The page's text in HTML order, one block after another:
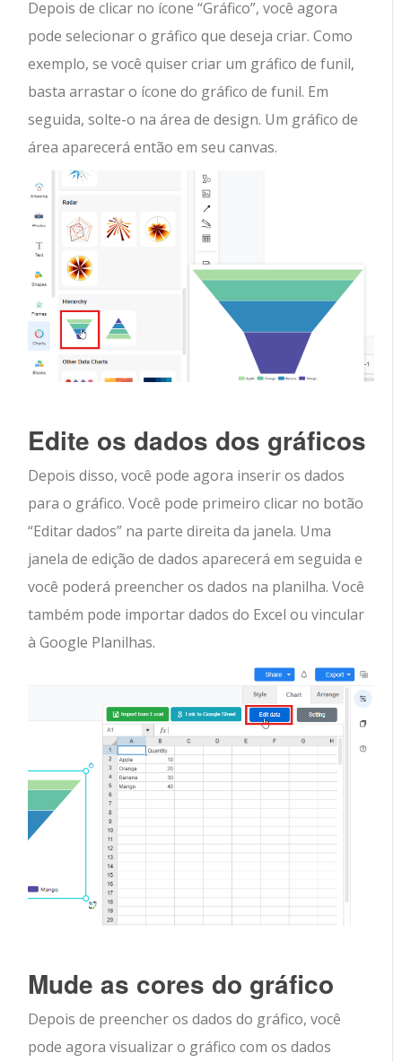
Depois de clicar no ícone “Gráfico”, você agora
pode selecionar o gráfico que deseja criar. Como
exemplo, se você quiser criar um gráfico de funil,
basta arrastar o ícone do gráfico de funil. Em
seguida, solte-o na área de design. Um gráfico de
área aparecerá então em seu canvas.
Edite os dados dos gráficos
Depois disso, você pode agora inserir os dados
para o gráfico. Você pode primeiro clicar no botão
“Editar dados” na parte direita da janela. Uma
janela de edição de dados aparecerá em seguida e
você poderá preencher os dados na planilha. Você
também pode importar dados do Excel ou vincular
à Google Planilhas.
Mude as cores do gráfico
Depois de preencher os dados do gráfico, você
pode agora visualizar o gráfico com os dados